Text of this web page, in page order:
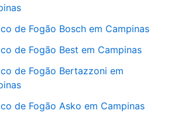
de Fogão Bosch em Campinas
de Fogão Best em Campinas
de Fogão Bertazzoni em
de Fogão Asko em Campinas